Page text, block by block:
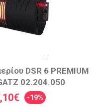
DSR 6 PREMIUM
02.204.050
-19%